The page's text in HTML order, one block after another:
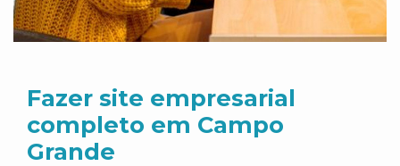
Fazer site empresarial
completo em Campo
Grande